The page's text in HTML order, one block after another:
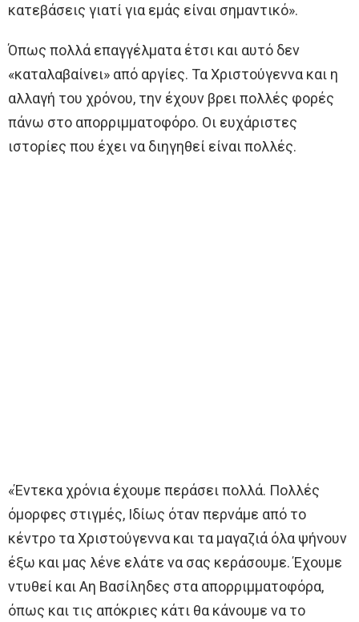
κατεβάσεις γιατί για εμάς είναι σημαντικό».
Όπως πολλά επαγγέλματα έτσι και αυτό δεν
«καταλαβαίνει» από αργίες. Τα Χριστούγεννα και η
αλλαγή του χρόνου, την έχουν βρει πολλές φορές
πάνω στο απορριμματοφόρο. Οι ευχάριστες
ιστορίες που έχει να διηγηθεί είναι πολλές.
«Έντεκα χρόνια έχουμε περάσει πολλά. Πολλές
όμορφες στιγμές, Ιδίως όταν περνάμε από το
κέντρο τα Χριστούγεννα και τα μαγαζιά όλα ψήνουν
έξω και μας λένε ελάτε να σας κεράσουμε. Έχουμε
ντυθεί και Αη Βασίληδες στα απορριμματοφόρα,
όπως και τις απόκριες κάτι θα κάνουμε να το